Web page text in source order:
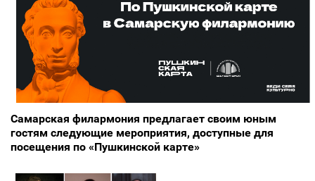
Самарская филармония предлагает своим юным
гостям следующие мероприятия, доступные для
посещения по «Пушкинской карте»